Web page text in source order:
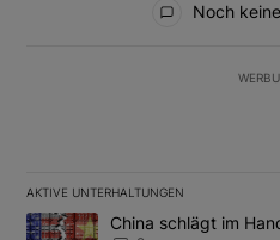
Noch
AKTIVE UNTERHALTUNGEN
Das Folgende ist eine Liste der
Ein Trendartikel mit dem Titel
China schlägt im